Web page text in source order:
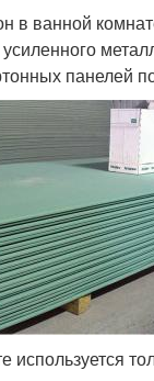
в ванной
панелей